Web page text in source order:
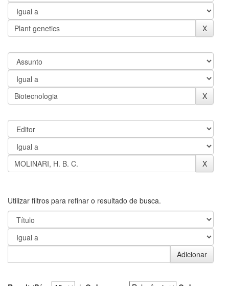
Utilizar filtros para refinar o resultado de busca.